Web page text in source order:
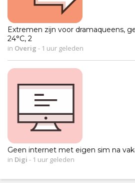
Extremen zijn voor dramaqueens,
24°C, 2
in Overig - 1 uur geleden
Geen internet met eigen sim na
in Digi - 1 uur geleden